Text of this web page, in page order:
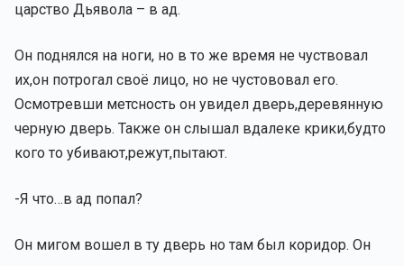
царство Дьявола – в ад.
Он поднялся на ноги, но в то же время не чуствовал
их,он потрогал своё лицо, но не чустововал его.
Осмотревши метсность он увидел дверь,деревянную
черную дверь. Также он слышал вдалеке крики,будто
кого то убивают,режут,пытают.
-Я что…в ад попал?
Он мигом вошел в ту дверь но там был коридор. Он